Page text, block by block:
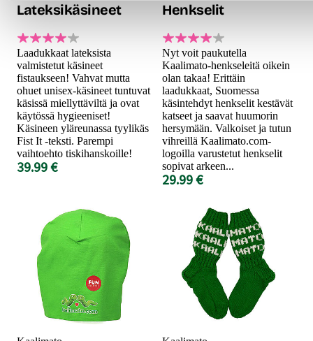
Lateksikäsineet
Laadukkaat lateksista
valmistetut käsineet
fistaukseen! Vahvat mutta
ohuet unisex-käsineet tuntuvat
käsissä miellyttäviltä ja ovat
käytössä hygieeniset!
Käsineen yläreunassa tyylikäs
Fist It -teksti. Parempi
vaihtoehto tiskihanskoille!
39.99 €
Henkselit
Nyt voit paukutella
Kaalimato-henkseleitä oikein
olan takaa! Erittäin
laadukkaat, Suomessa
käsintehdyt henkselit kestävät
katseet ja saavat huumorin
hersymään. Valkoiset ja tutun
vihreillä Kaalimato.com-
logoilla varustetut henkselit
sopivat arkeen...
29.99 €